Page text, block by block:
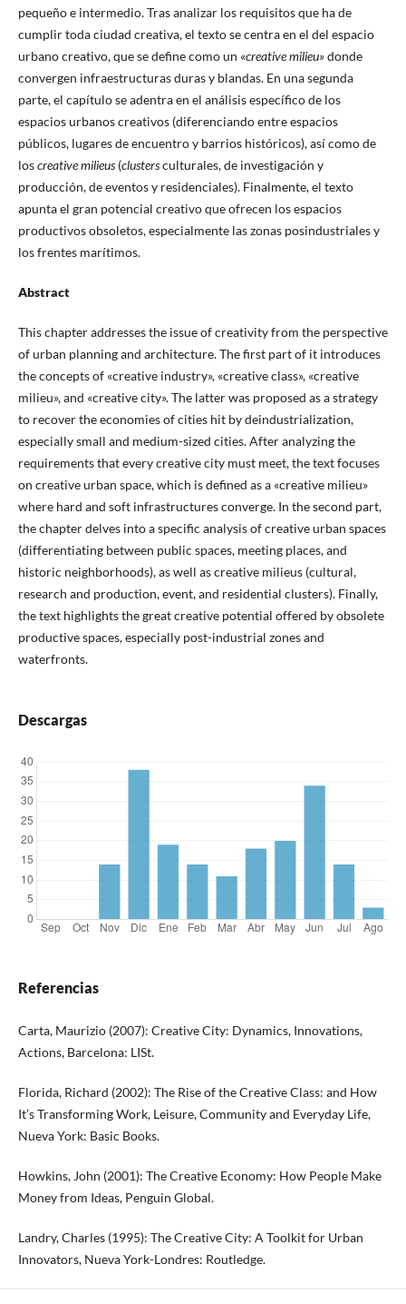
pequeño e intermedio. Tras analizar los requisitos que ha de
cumplir toda ciudad creativa, el texto se centra en el del espacio
urbano creativo, que se define como un «creative milieu»donde
convergen infraestructuras duras y blandas. En una segunda
parte, el capítulo se adentra en el análisis específico de los
espacios urbanos creativos (diferenciando entre espacios
públicos, lugares de encuentro y barrios históricos), así como de
loscreative milieus(clustersculturales, de investigación y
producción, de eventos y residenciales). Finalmente, el texto
apunta el gran potencial creativo que ofrecen los espacios
productivos obsoletos, especialmente las zonas posindustriales y
los frentes marítimos.
Abstract
This chapter addresses the issue of creativity from the perspective
of urban planning and architecture. The first part of it introduces
the concepts of «creative industry», «creative class», «creative
milieu», and «creative city». The latter was proposed as a strategy
to recover the economies of cities hit by deindustrialization,
especially small and medium-sized cities. After analyzing the
requirements that every creative city must meet, the text focuses
on creative urban space, which is defined as a «creative milieu»
where hard and soft infrastructures converge. In the second part,
the chapter delves into a specific analysis of creative urban spaces
(differentiating between public spaces, meeting places, and
historic neighborhoods), as well as creative milieus (cultural,
research and production, event, and residential clusters). Finally,
the text highlights the great creative potential offered by obsolete
productive spaces, especially post-industrial zones and
waterfronts.
Descargas
Referencias
Carta, Maurizio (2007): Creative City: Dynamics, Innovations,
Actions, Barcelona: LISt.
Florida, Richard (2002): The Rise of the Creative Class: and How
It’s Transforming Work, Leisure, Community and Everyday Life,
Nueva York: Basic Books.
Howkins, John (2001): The Creative Economy: How People Make
Money from Ideas, Penguin Global.
Landry, Charles (1995): The Creative City: A Toolkit for Urban
Innovators, Nueva York-Londres: Routledge.